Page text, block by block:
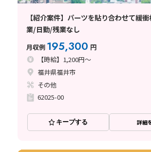
【紹介案件】パーツを貼り合わせて緩
業/日勤/残業なし
月収例 195,300 円
【時給】1,200円～
福井県福井市
その他
62025-00
キープする 詳細